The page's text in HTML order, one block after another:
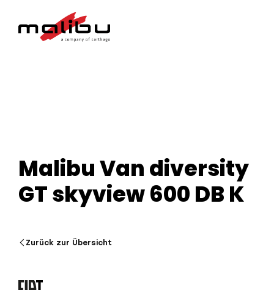
Malibu Van diversity
GT skyview 600 DB K
Zurück zur Übersicht